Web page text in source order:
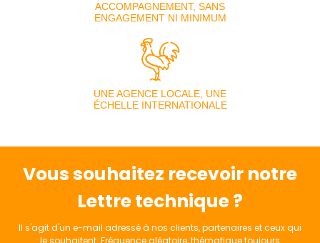
ACCOMPAGNEMENT, SANS
ENGAGEMENT NI MINIMUM
UNE AGENCE LOCALE, UNE
ÉCHELLE INTERNATIONALE
Vous souhaitez recevoir notre
Lettre technique ?
Il s'agit d'un e-mail adressé à nos clients, partenaires et ceux qui